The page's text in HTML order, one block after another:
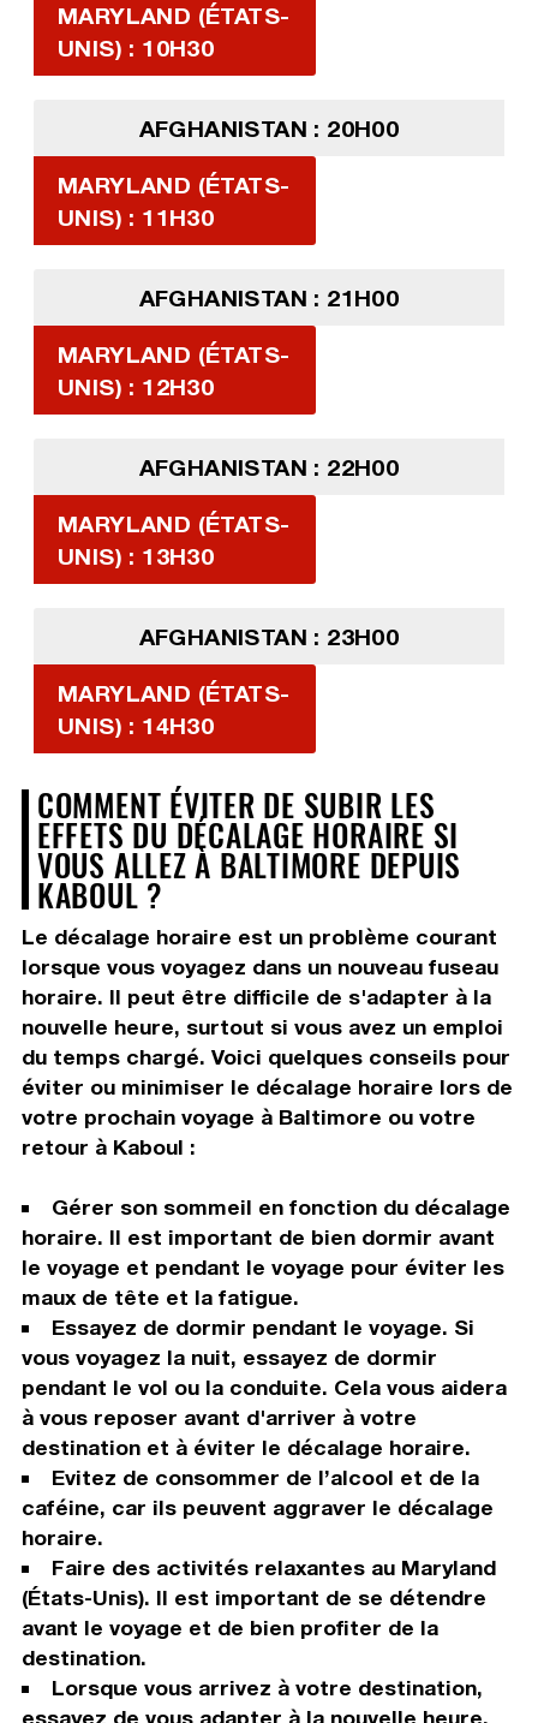
MARYLAND (ÉTATS-
UNIS) : 10H30
AFGHANISTAN : 20H00
MARYLAND (ÉTATS-
UNIS) : 11H30
AFGHANISTAN : 21H00
MARYLAND (ÉTATS-
UNIS) : 12H30
AFGHANISTAN : 22H00
MARYLAND (ÉTATS-
UNIS) : 13H30
AFGHANISTAN : 23H00
MARYLAND (ÉTATS-
UNIS) : 14H30
COMMENT ÉVITER DE SUBIR LES
EFFETS DU DÉCALAGE HORAIRE SI
VOUS ALLEZ À BALTIMORE DEPUIS
KABOUL ?
Le décalage horaire est un problème courant
lorsque vous voyagez dans un nouveau fuseau
horaire. Il peut être difficile de s'adapter à la
nouvelle heure, surtout si vous avez un emploi
du temps chargé. Voici quelques conseils pour
éviter ou minimiser le décalage horaire lors de
votre prochain voyage à Baltimore ou votre
retour à Kaboul :
Gérer son sommeil en fonction du décalage
horaire. Il est important de bien dormir avant
le voyage et pendant le voyage pour éviter les
maux de tête et la fatigue.
Essayez de dormir pendant le voyage. Si
vous voyagez la nuit, essayez de dormir
pendant le vol ou la conduite. Cela vous aidera
à vous reposer avant d'arriver à votre
destination et à éviter le décalage horaire.
Evitez de consommer de l’alcool et de la
caféine, car ils peuvent aggraver le décalage
horaire.
Faire des activités relaxantes au Maryland
(États-Unis). Il est important de se détendre
avant le voyage et de bien profiter de la
destination.
Lorsque vous arrivez à votre destination,